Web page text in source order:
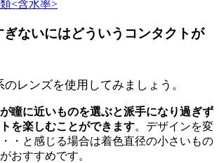
<含水率>
ぎないにはどういうコンタクトが
レンズを使用してみましょう。
瞳に近いものを選ぶと派手になり過ぎず
を楽しむことができます。デザインを変
・と感じる場合は着色直径の小さいもの
おすすめです。